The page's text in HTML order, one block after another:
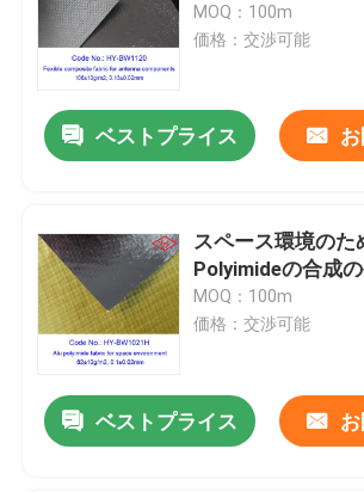
MOQ：100m
価格：交渉可能
ベストプライス
スペース環境のた
Polyimideの合成
MOQ：100m
価格：交渉可能
ベストプライス